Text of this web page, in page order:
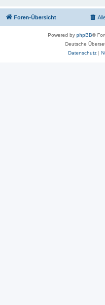
Foren-Übersicht
Powered by phpBB®
Deutsche
Datenschutz|